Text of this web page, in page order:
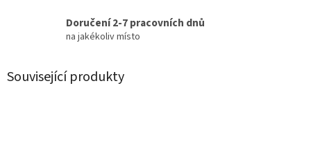
Doručení 2-7 pracovních dnů
na jakékoliv místo
Související produkty